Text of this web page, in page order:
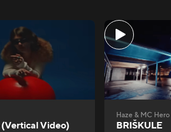
Video)
Haze & MC Hero
BRIŠKULE